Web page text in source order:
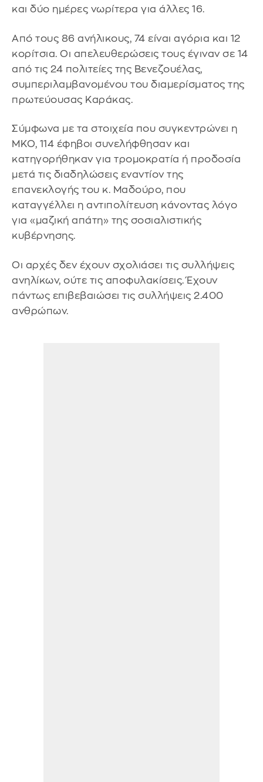
και δύο ημέρες νωρίτερα για άλλες 16.
Από τους 86 ανήλικους, 74 είναι αγόρια και 12
κορίτσια. Οι απελευθερώσεις τους έγιναν σε 14
από τις 24 πολιτείες της Βενεζουέλας,
συμπεριλαμβανομένου του διαμερίσματος της
πρωτεύουσας Καράκας.
Σύμφωνα με τα στοιχεία που συγκεντρώνει η
ΜΚΟ, 114 έφηβοι συνελήφθησαν και
κατηγορήθηκαν για τρομοκρατία ή προδοσία
μετά τις διαδηλώσεις εναντίον της
επανεκλογής του κ. Μαδούρο, που
καταγγέλλει η αντιπολίτευση κάνοντας λόγο
για «μαζική απάτη» της σοσιαλιστικής
κυβέρνησης.
Οι αρχές δεν έχουν σχολιάσει τις συλλήψεις
ανηλίκων, ούτε τις αποφυλακίσεις. Έχουν
πάντως επιβεβαιώσει τις συλλήψεις 2.400
ανθρώπων.